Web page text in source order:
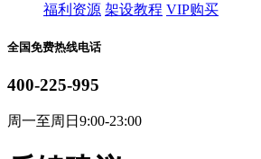
福利资源 架设教程 VIP购买
全国免费热线电话
400-225-995
周一至周日9:00-23:00